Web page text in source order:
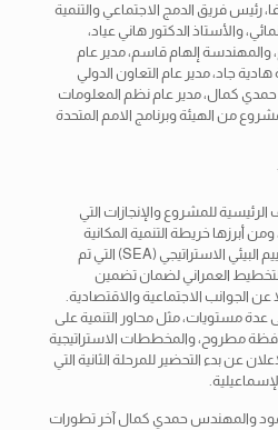
رئيس فريق الدمج الاجتماعي والتنمية
والأستاذ الدكتور هاني عياد،
والمهندسة إلهام قاسم، مدير عام
جاد، مدير عام التعاون الدولي
حمدي كمال، مدير عام نظم المعلومات
من الهيئة وبرنامج الامم المتحدة
للمشروع والإنجازات التي
أبرزها خريطة التنمية المكانية
المستدامة لمصر، ومنهجية التقييم البيئي الاستراتيجي (SEA) التي تم
العمراني لضمان تضمين
عن الجوانب الاجتماعية والاقتصادية.
مستويات، مثل محاور التنمية على
مطروح، والمخططات الاستراتيجية
عن بدء التحضير للمرحلة الثانية التي
والمهندس حمدي كمال آخر تطورات